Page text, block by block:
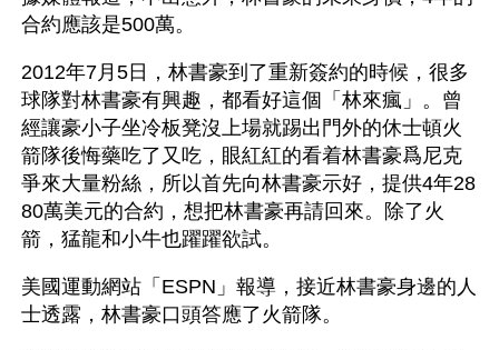
合約應該是500萬。
2012年7月5日，林書豪到了重新簽約的時候，很多
球隊對林書豪有興趣，都看好這個「林來瘋」。曾
經讓豪小子坐冷板凳沒上場就踢出門外的休士頓火
箭隊後悔藥吃了又吃，眼紅紅的看着林書豪爲尼克
爭來大量粉絲，所以首先向林書豪示好，提供4年28
80萬美元的合約，想把林書豪再請回來。除了火
箭，猛龍和小牛也躍躍欲試。
美國運動網站「ESPN」報導，接近林書豪身邊的人
士透露，林書豪口頭答應了火箭隊。